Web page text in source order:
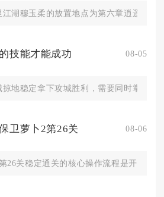
江湖穆玉柔的放置地点为第六章逍遥林
技能才能成功 08-05
掠地稳定拿下攻城胜利，需要同时掌握
卫萝卜2第26关 08-06
26关稳定通关的核心操作流程是开局极